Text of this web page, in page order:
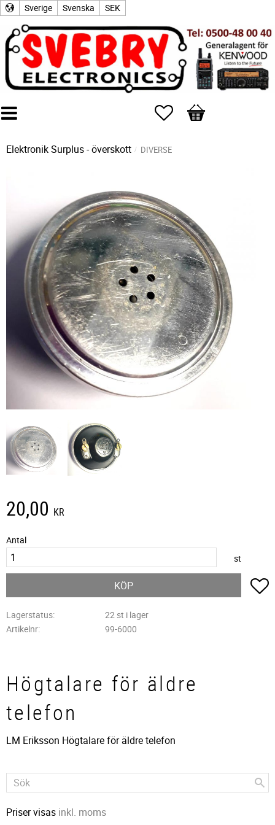
Sverige Svenska SEK
Favoriter
Kundvagn
Elektronik Surplus - överskott DIVERSE
20,00 KR
Antal
st
KÖP
Lagerstatus
22 st i lager
Artikelnr
99-6000
Högtalare för äldre
telefon
LM Eriksson Högtalare för äldre telefon
Priser visas inkl. moms